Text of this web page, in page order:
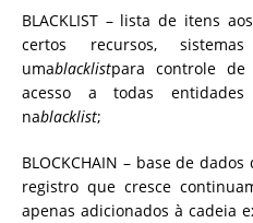
BLACKLIST – lista de itens
certos recursos,
umablacklistpara controle
acesso a todas
nablacklist;
BLOCKCHAIN – base de
registro que cresce
apenas adicionados à cadeia